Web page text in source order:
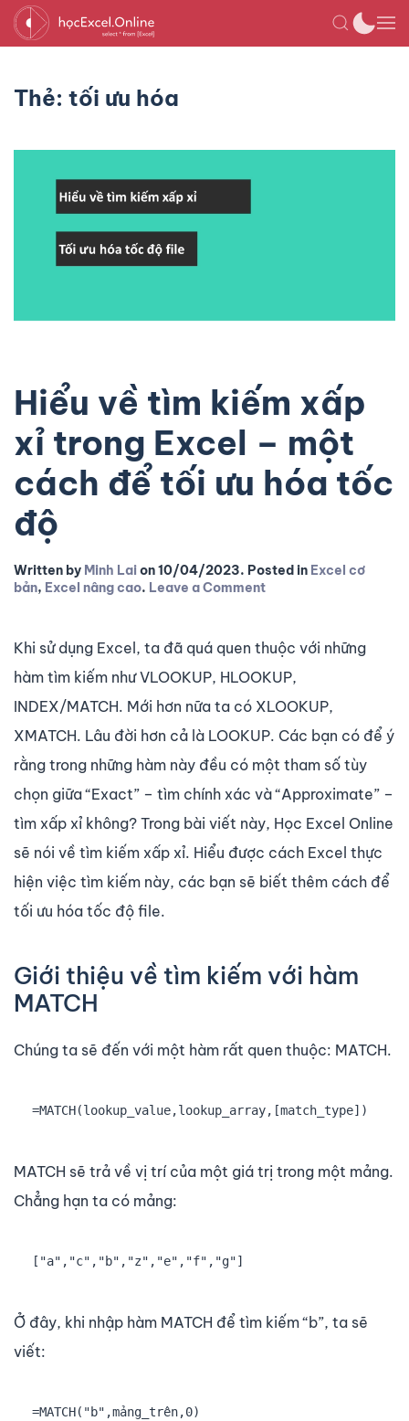
Thẻ: tối ưu hóa
Hiểu về tìm kiếm xấp
xỉ trong Excel – một
cách để tối ưu hóa tốc
độ
Written by Minh Laion10/04/2023. Posted in Excel cơ
bản, Excel nâng cao. Leave a Comment
Khi sử dụng Excel, ta đã quá quen thuộc với những
hàm tìm kiếm như VLOOKUP, HLOOKUP,
INDEX/MATCH. Mới hơn nữa ta có XLOOKUP,
XMATCH. Lâu đời hơn cả là LOOKUP. Các bạn có để ý
rằng trong những hàm này đều có một tham số tùy
chọn giữa “Exact” – tìm chính xác và “Approximate” –
tìm xấp xỉ không? Trong bài viết này, Học Excel Online
sẽ nói về tìm kiếm xấp xỉ. Hiểu được cách Excel thực
hiện việc tìm kiếm này, các bạn sẽ biết thêm cách để
tối ưu hóa tốc độ file.
Giới thiệu về tìm kiếm với hàm
MATCH
Chúng ta sẽ đến với một hàm rất quen thuộc: MATCH.
=MATCH(lookup_value,lookup_array,[match_type])
MATCH sẽ trả về vị trí của một giá trị trong một mảng.
Chẳng hạn ta có mảng:
["a","c","b","z","e","f","g"]
Ở đây, khi nhập hàm MATCH để tìm kiếm “b”, ta sẽ
viết:
=MATCH("b",mảng_trên,0)